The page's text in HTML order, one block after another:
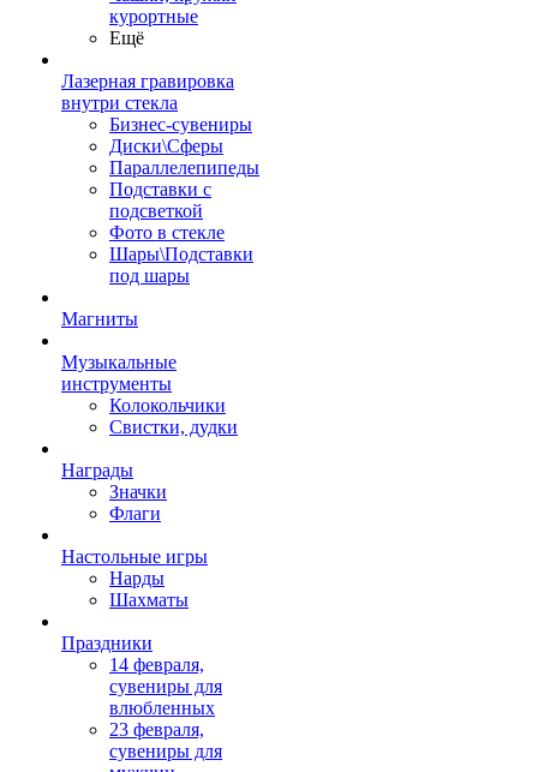
курортные
Ещё
Лазерная гравировка
внутри стекла
Бизнес-сувениры
Диски\Сферы
Параллелепипеды
Подставки с
подсветкой
Фото в стекле
Шары\Подставки
под шары
Магниты
Музыкальные
инструменты
Колокольчики
Свистки, дудки
Награды
Значки
Флаги
Настольные игры
Нарды
Шахматы
Праздники
14 февраля,
сувениры для
влюбленных
23 февраля,
сувениры для